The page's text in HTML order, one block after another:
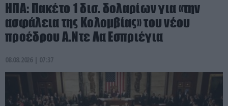
ΗΠΑ: Πακέτο 1 δισ. δολαρίων για «την
ασφάλεια της Κολομβίας» του νέου
προέδρου Α.Ντε Λα Εσπριέγια
08.08.2026 | 07:37